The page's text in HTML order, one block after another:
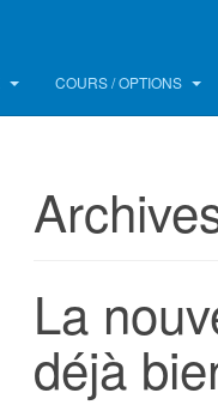
COURS / OPTIONS
La
déjà